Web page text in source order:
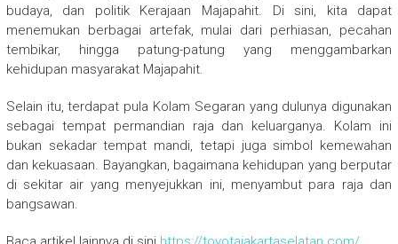
budaya, dan politik Kerajaan Majapahit. Di sini, kita dapat
menemukan berbagai artefak, mulai dari perhiasan, pecahan
tembikar, hingga patung-patung yang menggambarkan
kehidupan masyarakat Majapahit.
Selain itu, terdapat pula Kolam Segaran yang dulunya digunakan
sebagai tempat permandian raja dan keluarganya. Kolam ini
bukan sekadar tempat mandi, tetapi juga simbol kemewahan
dan kekuasaan. Bayangkan, bagaimana kehidupan yang berputar
di sekitar air yang menyejukkan ini, menyambut para raja dan
bangsawan.